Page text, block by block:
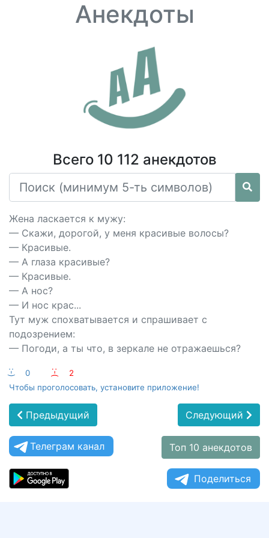
Анекдоты
Всего 10 112 анекдотов
Жена ласкается к мужу:
— Скажи, дорогой, у меня красивые волосы?
— Красивые.
— А глаза красивые?
— Красивые.
— А нос?
— И нос крас...
Тут муж спохватывается и спрашивает с
подозрением:
— Погоди, а ты что, в зеркале не отражаешься?
:-) 0 :-(
2
Чтобы проголосовать, установите приложение!
Предыдущий Следующий
Телеграм канал Топ 10 анекдотов
Поделиться